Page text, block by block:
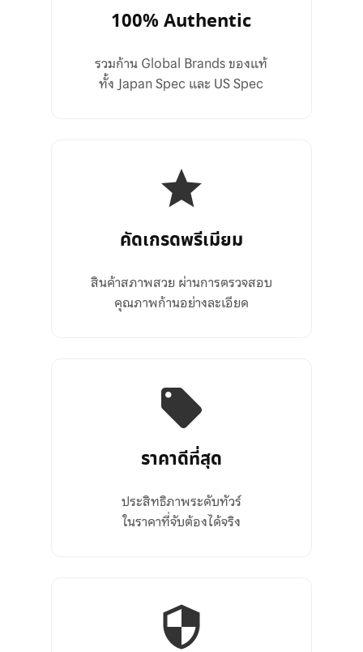
100% Authentic
รวมก้าน Global Brands ของแท้
ทั้ง Japan Spec และ US Spec
คัดเกรดพรีเมียม
สินค้าสภาพสวย ผ่านการตรวจสอบ
คุณภาพก้านอย่างละเอียด
ราคาดีที่สุด
ประสิทธิภาพระดับทัวร์
ในราคาที่จับต้องได้จริง